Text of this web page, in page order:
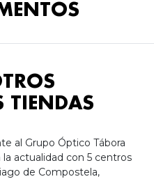
TIENDAS
al Grupo Óptico Tábora
actualidad con 5 centros
de Compostela,